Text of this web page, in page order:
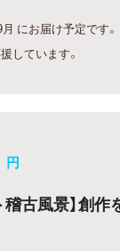
にお届け予定です。
しています。
円
稽古風景】創作